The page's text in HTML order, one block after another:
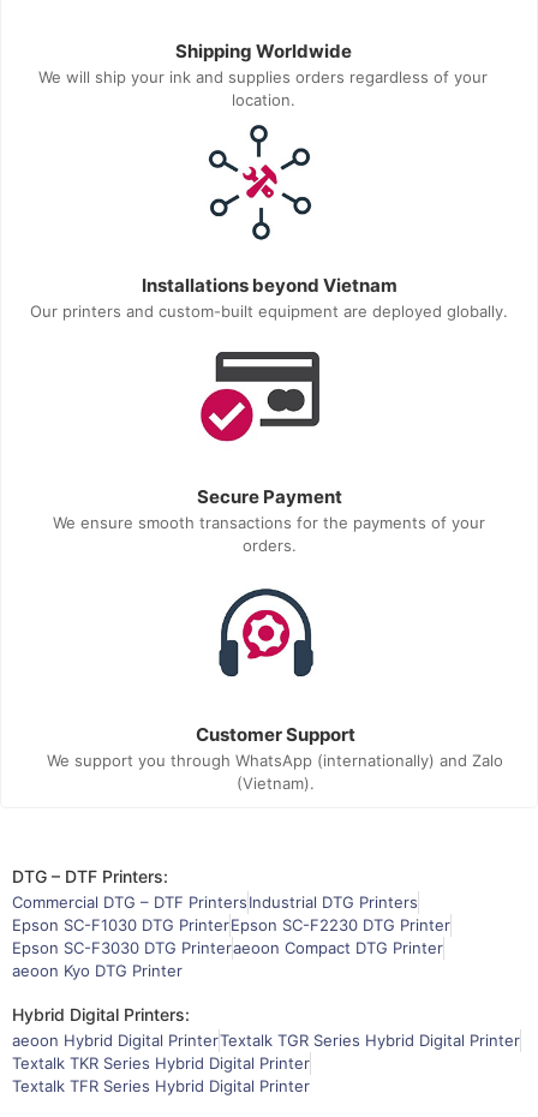
Shipping Worldwide
We will ship your ink and supplies orders regardless of your
location.
Installations beyond Vietnam
Our printers and custom-built equipment are deployed globally.
Secure Payment
We ensure smooth transactions for the payments of your
orders.
Customer Support
We support you through WhatsApp (internationally) and Zalo
(Vietnam).
DTG – DTF Printers:
Commercial DTG – DTF PrintersIndustrial DTG Printers
Epson SC-F1030 DTG PrinterEpson SC-F2230 DTG Printer
Epson SC-F3030 DTG Printeraeoon Compact DTG Printer
aeoon Kyo DTG Printer
Hybrid Digital Printers:
aeoon Hybrid Digital PrinterTextalk TGR Series Hybrid Digital Printer
Textalk TKR Series Hybrid Digital Printer
Textalk TFR Series Hybrid Digital Printer